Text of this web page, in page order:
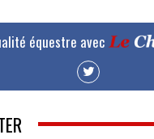
équestre avec